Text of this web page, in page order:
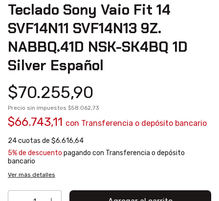
Teclado Sony Vaio Fit 14
SVF14N11 SVF14N13 9Z.
NABBQ.41D NSK-SK4BQ 1D
Silver Español
$70.255,90
Precio sin impuestos $58.062,73
$66.743,11 con Transferencia o depósito bancario
24cuotas de $6.616,64
5% de descuento pagando con Transferencia o depósito
bancario
Ver más detalles